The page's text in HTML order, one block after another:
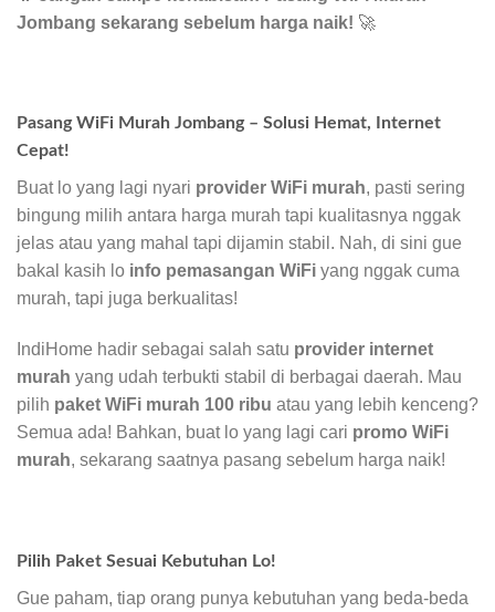
Jombang sekarang sebelum harga naik! 🚀
Pasang WiFi Murah Jombang – Solusi Hemat, Internet
Cepat!
Buat lo yang lagi nyari provider WiFi murah, pasti sering
bingung milih antara harga murah tapi kualitasnya nggak
jelas atau yang mahal tapi dijamin stabil. Nah, di sini gue
bakal kasih lo info pemasangan WiFi yang nggak cuma
murah, tapi juga berkualitas!
IndiHome hadir sebagai salah satu provider internet
murah yang udah terbukti stabil di berbagai daerah. Mau
pilih paket WiFi murah 100 ribu atau yang lebih kenceng?
Semua ada! Bahkan, buat lo yang lagi cari promo WiFi
murah, sekarang saatnya pasang sebelum harga naik!
Pilih Paket Sesuai Kebutuhan Lo!
Gue paham, tiap orang punya kebutuhan yang beda-beda